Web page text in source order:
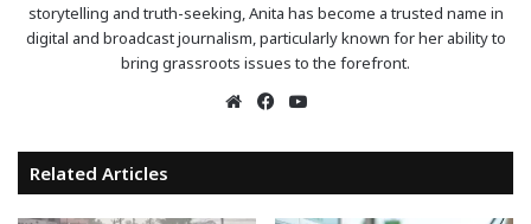
storytelling and truth-seeking, Anita has become a trusted name in
digital and broadcast journalism, particularly known for her ability to
bring grassroots issues to the forefront.
WebsiteFacebook
Related Articles